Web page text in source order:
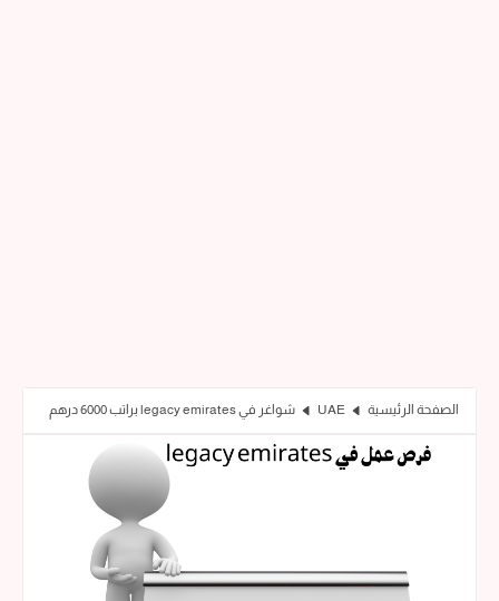
الصفحة الرئيسية UAE شواغر في legacy emirates براتب 6000 درهم